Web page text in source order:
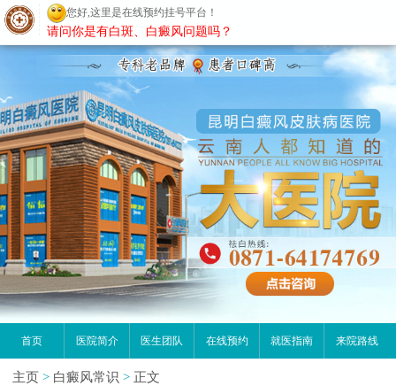
昆明白癜风医院
首页 医院简介 医生团队 在线预约 就医指南 来院路线
主页 > 白癜风常识 > 正文
您好,这里是在线预约挂号平台！
请问你是有白斑、白癜风问题吗？